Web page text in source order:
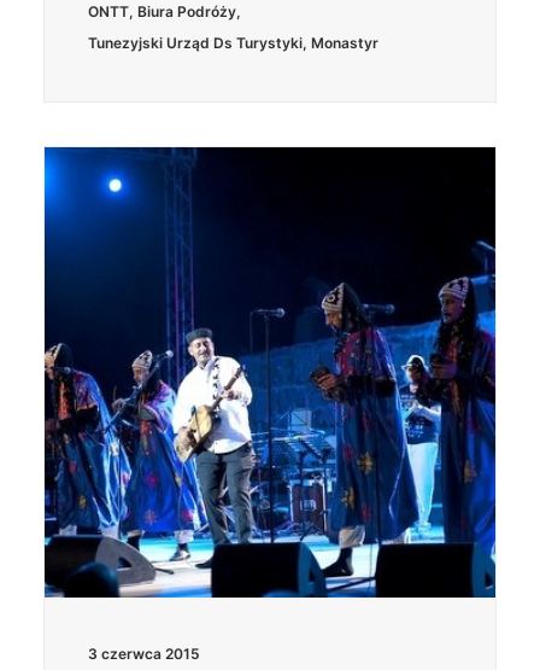
ONTT, Biura Podróży,
Tunezyjski Urząd Ds Turystyki, Monastyr
3 czerwca 2015